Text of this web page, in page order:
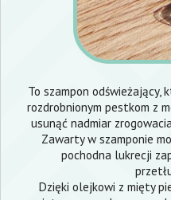
To szampon odświeżający,
rozdrobnionym pestkom z
usunąć nadmiar
Zawarty w szamponie
pochodna lukrecji
Dzięki olejkowi z mięty